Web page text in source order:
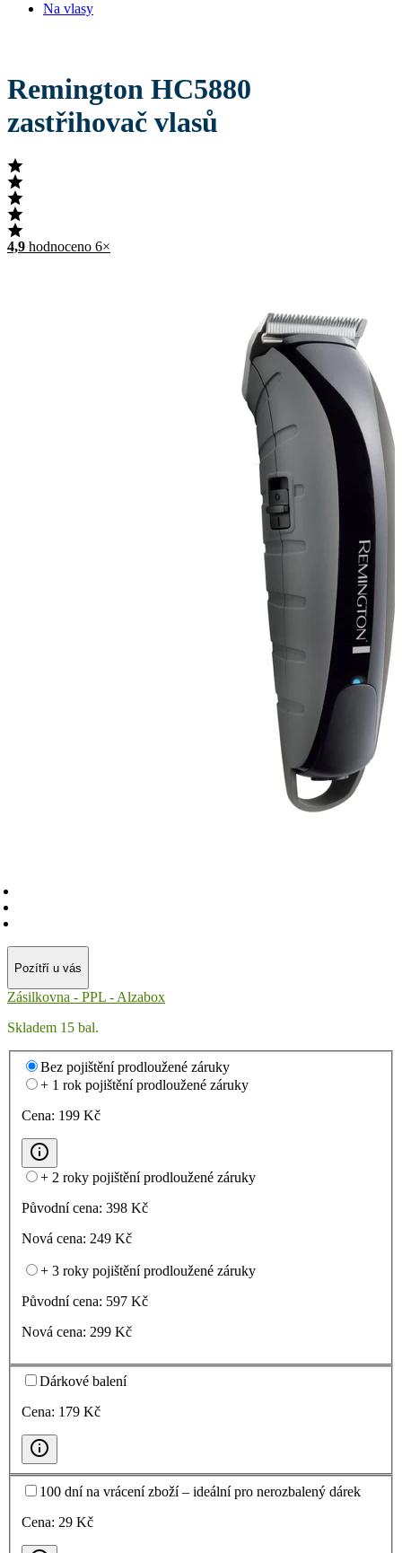
Na vlasy
Remington HC5880
zastřihovač vlasů
4,9 hodnoceno 6×
Pozítří u vás
Zásilkovna - PPL - Alzabox
Skladem 15 bal.
Bez pojištění prodloužené záruky
+ 1 rok pojištění prodloužené záruky
Cena: 199 Kč
+ 2 roky pojištění prodloužené záruky
Původní cena: 398 Kč
Nová cena: 249 Kč
+ 3 roky pojištění prodloužené záruky
Původní cena: 597 Kč
Nová cena: 299 Kč
Dárkové balení
Cena: 179 Kč
100 dní na vrácení zboží – ideální pro nerozbalený dárek
Cena: 29 Kč